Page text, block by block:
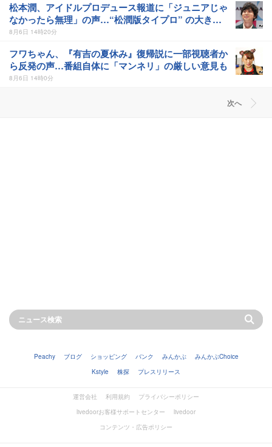
松本潤、アイドルプロデュース報道に「ジュニアじゃ
なかったら無理」の声…“松潤版タイプロ” の大きな
リスクとは
8月6日 14時20分
フワちゃん、『有吉の夏休み』復帰説に一部視聴者か
ら反発の声…番組自体に「マンネリ」の厳しい意見も
8月6日 14時0分
次へ
Peachy ブログ ショッピング バンク みんかぶ
みんかぶChoice
Kstyle
株探 プレスリリース
運営会社 利用規約
プライバシーポリシー
livedoorお客様サポートセンター
livedoor
コンテンツ・広告ポリシー